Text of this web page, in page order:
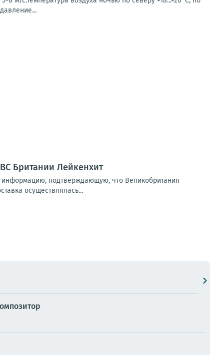
Британии Лейкенхит
информацию, подтверждающую, что Великобритания
осуществлялась...